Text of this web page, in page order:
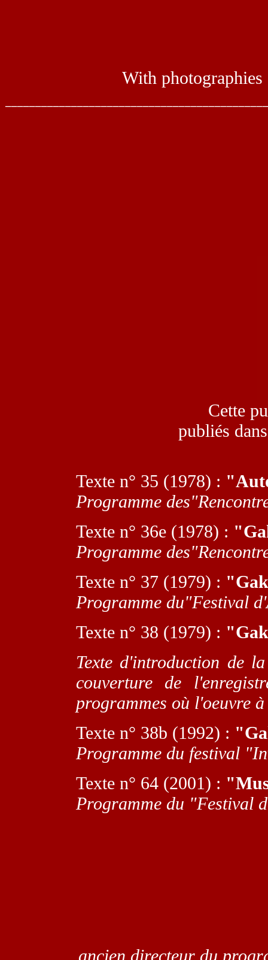
With
Cette
publiés
Texte n° 35 (1978) :
Programme
Texte n° 36e (1978) :
Programme
Texte n° 37 (1979) :
Programme du"Festival
Texte n° 38 (1979) :
Texte d'introduction de
couverture de
programmes où l'oeuvre à
Texte n° 38b (1992) : "
Programme du festival
Texte n° 64 (2001) :
Programme du "Festival
ancien directeur du